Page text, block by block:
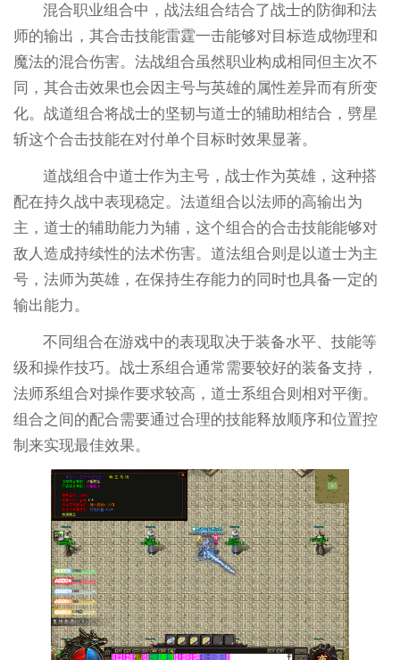
混合职业组合中，战法组合结合了战士的防御和法
师的输出，其合击技能雷霆一击能够对目标造成物理和
魔法的混合伤害。法战组合虽然职业构成相同但主次不
同，其合击效果也会因主号与英雄的属性差异而有所变
化。战道组合将战士的坚韧与道士的辅助相结合，劈星
斩这个合击技能在对付单个目标时效果显著。
道战组合中道士作为主号，战士作为英雄，这种搭
配在持久战中表现稳定。法道组合以法师的高输出为
主，道士的辅助能力为辅，这个组合的合击技能能够对
敌人造成持续性的法术伤害。道法组合则是以道士为主
号，法师为英雄，在保持生存能力的同时也具备一定的
输出能力。
不同组合在游戏中的表现取决于装备水平、技能等
级和操作技巧。战士系组合通常需要较好的装备支持，
法师系组合对操作要求较高，道士系组合则相对平衡。
组合之间的配合需要通过合理的技能释放顺序和位置控
制来实现最佳效果。